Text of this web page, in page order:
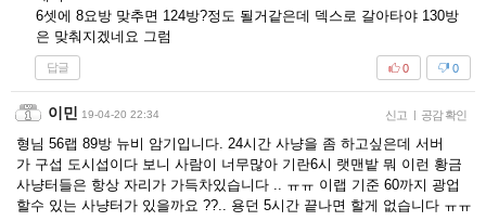
6셋에 8요방 맞추면 124방?정도 될거같은데 덱스로 갈아타야 130방
은 맞춰지겠네요 그럼
답글 0
0
이민 19-04-20 22:34 신고 | 공감 확인
형님 56랩 89방 뉴비 암기입니다. 24시간 사냥을 좀 하고싶은데 서버
가 구섭 도시섭이다 보니 사람이 너무많아 기란6시 랫맨밭 뭐 이런 황금
사냥터들은 항상 자리가 가득차있습니다 .. ㅠㅠ 이랩 기준 60까지 광업
할수 있는 사냥터가 있을까요 ??.. 용던 5시간 끝나면 할게 없습니다 ㅠㅠ